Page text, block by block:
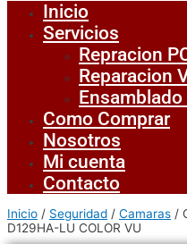
Inicio
Servicios
Repracion
Reparacion
Ensamblado
Como Comprar
Nosotros
Mi cuenta
Contacto
Inicio / Seguridad / Camaras /
D129HA-LU COLOR VU